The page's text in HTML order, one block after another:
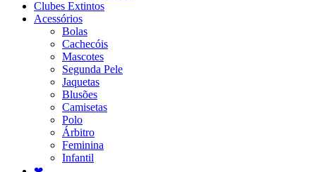
Clubes Extintos
Acessórios
Bolas
Cachecóis
Mascotes
Segunda Pele
Jaquetas
Blusões
Camisetas
Polo
Árbitro
Feminina
Infantil